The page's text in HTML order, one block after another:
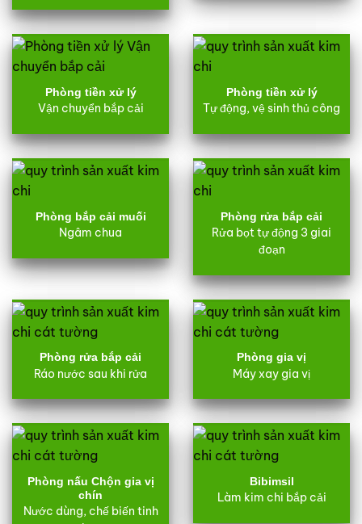
Phòng tiền xử lý
Vận chuyển bắp cải
Phòng tiền xử lý
Tự động, vệ sinh thủ công
Phòng bắp cải muối
Ngâm chua
Phòng rửa bắp cải
Rửa bọt tự động 3 giai
đoạn
Phòng rửa bắp cải
Ráo nước sau khi rửa
Phòng gia vị
Máy xay gia vị
Phòng nấu Chộn gia vị
chín
Nước dùng, chế biến tinh
Bibimsil
Làm kim chi bắp cải